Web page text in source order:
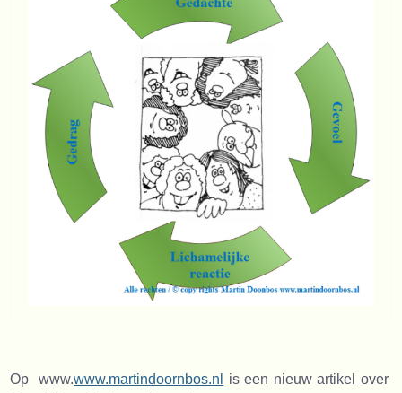
Op www.www.martindoornbos.nl
is een nieuw artikel over